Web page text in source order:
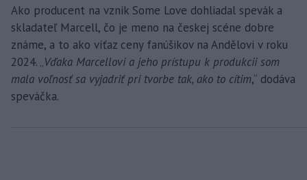
Ako producent na vznik Some Love dohliadal spevák a
skladateľ Marcell, čo je meno na českej scéne dobre
známe, a to ako víťaz ceny fanúšikov na Andělovi v roku
2024. „Vďaka Marcellovi a jeho prístupu k produkcii som
mala voľnosť sa vyjadriť pri tvorbe tak, ako to cítim,“ dodáva
speváčka.